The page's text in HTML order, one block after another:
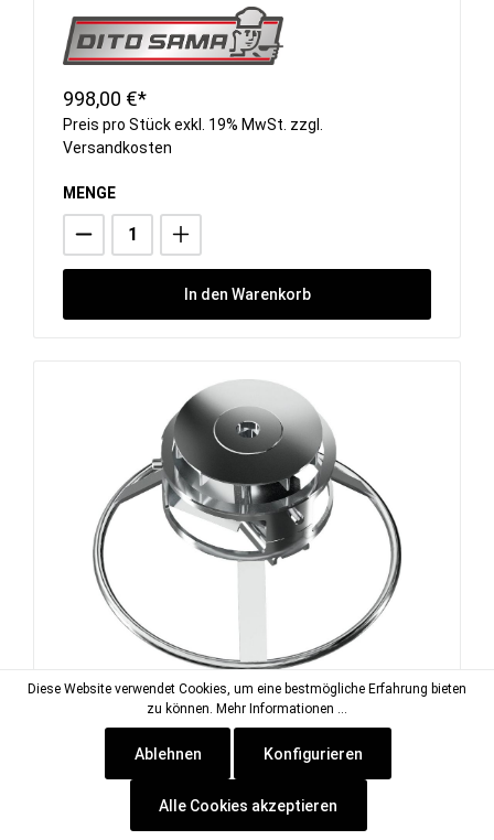
998,00 €*
Preis pro Stück exkl. 19% MwSt. zzgl.
Versandkosten
MENGE
In den Warenkorb
Püreekopf flach
Artikel-Nr.: DIS-650173
Diese Website verwendet Cookies, um eine bestmögliche Erfahrung bieten
zu können. Mehr Informationen ...
Ablehnen Konfigurieren
Alle Cookies akzeptieren